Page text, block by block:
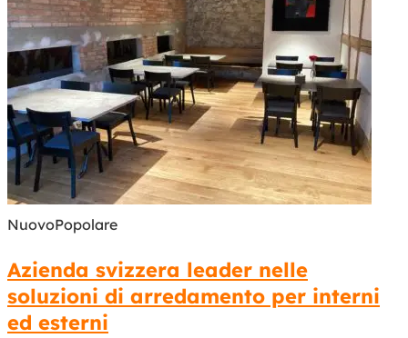
NuovoPopolare
Azienda svizzera leader nelle
soluzioni di arredamento per interni
ed esterni